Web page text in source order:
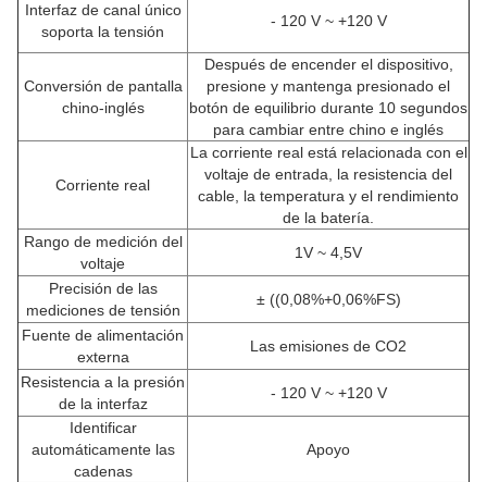
Interfaz de canal único
soporta la tensión
- 120 V ~ +120 V
Conversión de pantalla
chino-inglés
Después de encender el dispositivo,
presione y mantenga presionado el
botón de equilibrio durante 10 segundos
para cambiar entre chino e inglés
Corriente real
La corriente real está relacionada con el
voltaje de entrada, la resistencia del
cable, la temperatura y el rendimiento
de la batería.
Rango de medición del
voltaje
1V ~ 4,5V
Precisión de las
mediciones de tensión
± ((0,08%+0,06%FS)
Fuente de alimentación
externa
Las emisiones de CO2
Resistencia a la presión
de la interfaz
- 120 V ~ +120 V
Identificar
automáticamente las
cadenas
Apoyo